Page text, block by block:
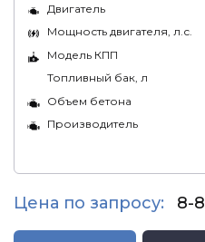
Двигатель
Мощность двигателя, л.с.
Модель КПП
Топливный бак, л
Объем бетона
Производитель
Цена по запросу: 8-